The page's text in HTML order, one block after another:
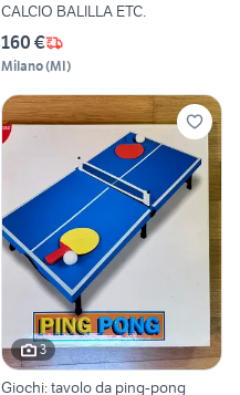
CALCIO BALILLA ETC.
160 €
Milano(MI)
3
Giochi: tavolo da ping-pong